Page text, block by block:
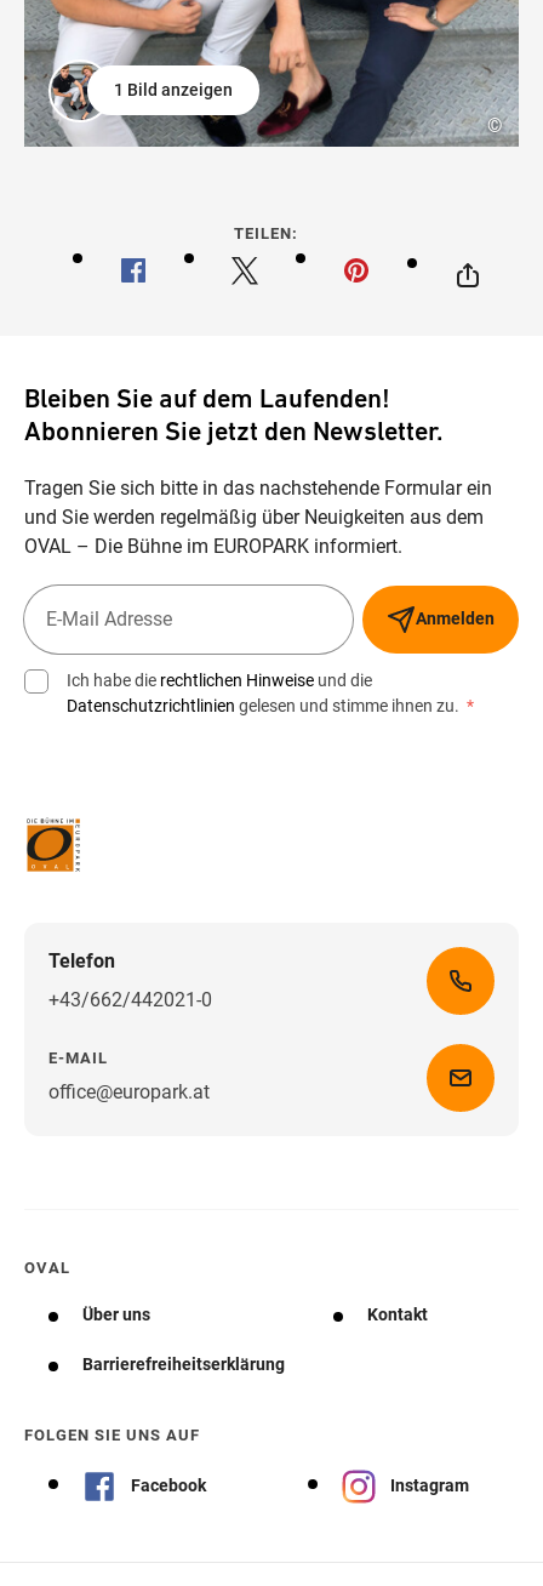
©
1 Bild anzeigen
TEILEN:
Bleiben Sie auf dem Laufenden!
Abonnieren Sie jetzt den Newsletter.
Tragen Sie sich bitte in das nachstehende Formular ein
und Sie werden regelmäßig über Neuigkeiten aus dem
OVAL – Die Bühne im EUROPARK informiert.
Anmelden
Ich habe die rechtlichen Hinweise und die
Datenschutzrichtlinien gelesen und stimme ihnen zu. *
Telefon
+43/662/442021-0
E-MAIL
office@europark.atWegbeschreibung erhalten
OVAL
Über uns Kontakt
Barrierefreiheitserklärung
FOLGEN SIE UNS AUF
Facebook Instagram